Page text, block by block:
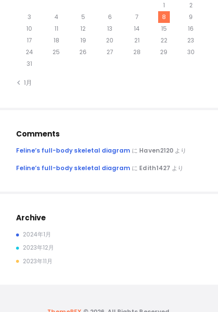
1
2
3
4 5 6 7 8
9
10
11 12 13 14 15
16
17
18 19 20 21 22
23
24
25 26 27 28 29
30
31
« 1月
Comments
Feline’s full-body skeletal diagram に Haven2120より
Feline’s full-body skeletal diagram に Edith1427 より
Archive
2024年1月
2023年12月
2023年11月